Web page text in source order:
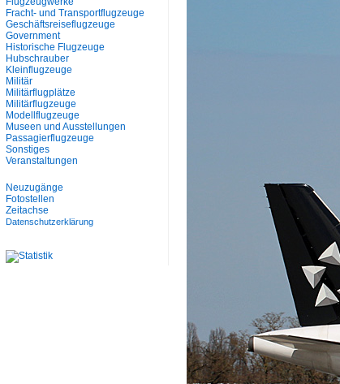
Fracht- und Transportflugzeuge
Geschäftsreiseflugzeuge
Government
Historische Flugzeuge
Hubschrauber
Kleinflugzeuge
Militär
Militärflugplätze
Militärflugzeuge
Modellflugzeuge
Museen und Ausstellungen
Passagierflugzeuge
Sonstiges
Veranstaltungen
Neuzugänge
Fotostellen
Zeitachse
Datenschutzerklärung